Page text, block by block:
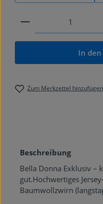
Produkt Anzahl:
In
Zum Merkzettel hinzufügen
Beschreibung
Bella Donna Exklusiv –
gut.Hochwertiges
Baumwollzwirn